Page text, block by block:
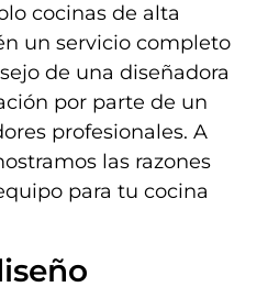
cocinas de alta
un servicio completo
de una diseñadora
por parte de un
profesionales. A
las razones
para tu cocina